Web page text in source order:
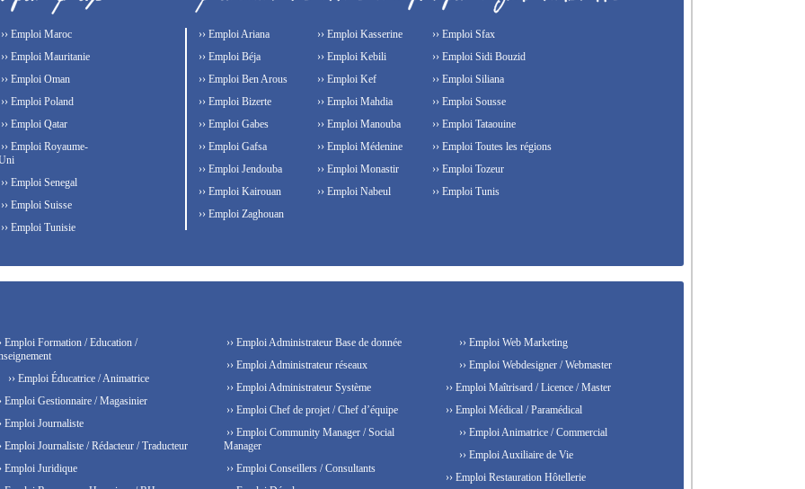
›› Emploi Maroc
›› Emploi Mauritanie
›› Emploi Oman
›› Emploi Poland
›› Emploi Qatar
›› Emploi Royaume-
›› Emploi Senegal
›› Emploi Suisse
›› Emploi Tunisie
›› Emploi Ariana
›› Emploi Béja
›› Emploi Ben Arous
›› Emploi Bizerte
›› Emploi Gabes
›› Emploi Gafsa
›› Emploi Jendouba
›› Emploi Kairouan
›› Emploi Kasserine
›› Emploi Kebili
›› Emploi Kef
›› Emploi Mahdia
›› Emploi Manouba
›› Emploi Médenine
›› Emploi Monastir
›› Emploi Nabeul
›› Emploi Sfax
›› Emploi Sidi Bouzid
›› Emploi Siliana
›› Emploi Sousse
›› Emploi Tataouine
›› Emploi Toutes les régions
›› Emploi Tozeur
›› Emploi Tunis
›› Emploi Zaghouan
Emploi Formation / Education /
›› Emploi Éducatrice / Animatrice
Emploi Gestionnaire / Magasinier
Emploi Journaliste
Emploi Journaliste / Rédacteur / Traducteur
Emploi Juridique
›› Emploi Administrateur Base de donnée
›› Emploi Administrateur réseaux
›› Emploi Administrateur Système
›› Emploi Chef de projet / Chef d’équipe
›› Emploi Community Manager / Social
Manager
›› Emploi Conseillers / Consultants
›› Emploi Web Marketing
›› Emploi Webdesigner / Webmaster
›› Emploi Maîtrisard / Licence / Master
›› Emploi Médical / Paramédical
›› Emploi Animatrice / Commercial
›› Emploi Auxiliaire de Vie
›› Emploi Restauration Hôtellerie